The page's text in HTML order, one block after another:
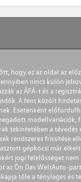
hogy ez az oldal az
nincs külön
az ÁFÁ-t és a
A fent közölt
Esetenként
modellvariációk,
tekintetében a tévedés
rendszeres frissítése
gépkocsi már
jogi felelősséget
az Ön Das WeltAuto-
tőle a tényleges és